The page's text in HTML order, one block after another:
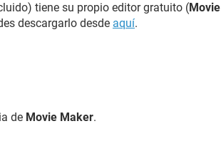
tiene su propio editor gratuito (Movie
descargarlo desde aquí.
de Movie Maker.